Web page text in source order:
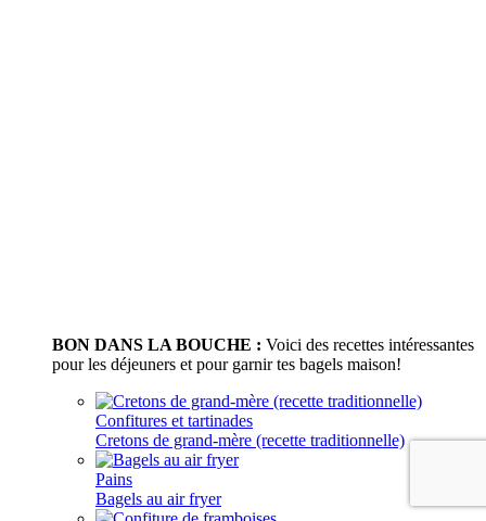
BON DANS LA BOUCHE : Voici des recettes intéressantes
pour les déjeuners et pour garnir tes bagels maison!
Confitures et tartinades
Cretons de grand-mère (recette traditionnelle)
Pains
Bagels au air fryer